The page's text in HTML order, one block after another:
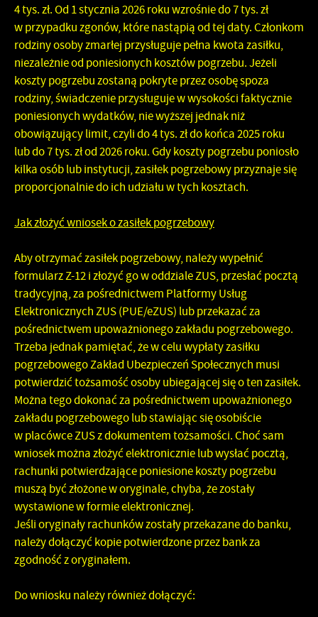
4 tys. zł. Od 1 stycznia 2026 roku wzrośnie do 7 tys. zł
w przypadku zgonów, które nastąpią od tej daty. Członkom
rodziny osoby zmarłej przysługuje pełna kwota zasiłku,
niezależnie od poniesionych kosztów pogrzebu. Jeżeli
koszty pogrzebu zostaną pokryte przez osobę spoza
rodziny, świadczenie przysługuje w wysokości faktycznie
poniesionych wydatków, nie wyższej jednak niż
obowiązujący limit, czyli do 4 tys. zł do końca 2025 roku
lub do 7 tys. zł od 2026 roku. Gdy koszty pogrzebu poniosło
kilka osób lub instytucji, zasiłek pogrzebowy przyznaje się
proporcjonalnie do ich udziału w tych kosztach.
Jak złożyć wniosek o zasiłek pogrzebowy
Aby otrzymać zasiłek pogrzebowy, należy wypełnić
formularz Z-12 i złożyć go w oddziale ZUS, przesłać pocztą
tradycyjną, za pośrednictwem Platformy Usług
Elektronicznych ZUS (PUE/eZUS) lub przekazać za
pośrednictwem upoważnionego zakładu pogrzebowego.
Trzeba jednak pamiętać, że w celu wypłaty zasiłku
pogrzebowego Zakład Ubezpieczeń Społecznych musi
potwierdzić tożsamość osoby ubiegającej się o ten zasiłek.
Można tego dokonać za pośrednictwem upoważnionego
zakładu pogrzebowego lub stawiając się osobiście
w placówce ZUS z dokumentem tożsamości. Choć sam
wniosek można złożyć elektronicznie lub wysłać pocztą,
rachunki potwierdzające poniesione koszty pogrzebu
muszą być złożone w oryginale, chyba, że zostały
wystawione w formie elektronicznej.
Jeśli oryginały rachunków zostały przekazane do banku,
należy dołączyć kopie potwierdzone przez bank za
zgodność z oryginałem.
Do wniosku należy również dołączyć: